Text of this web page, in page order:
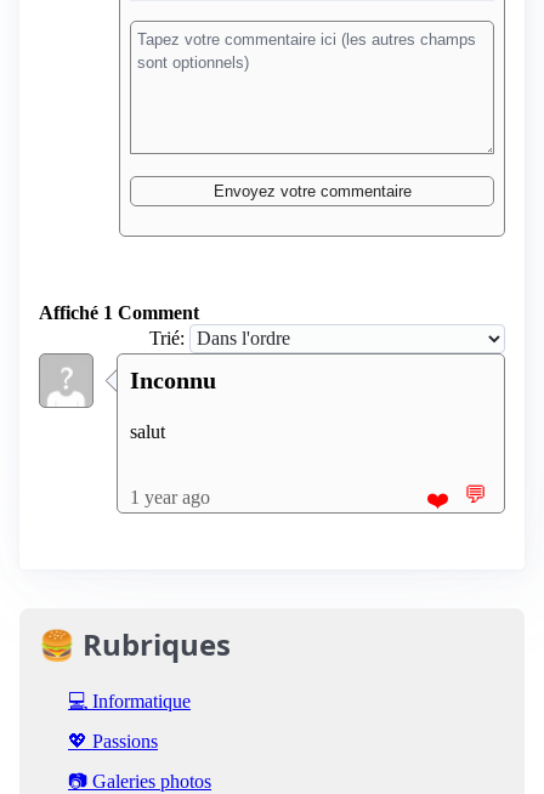
Affiché 1 Comment
Trié:
Inconnu
salut
1 year ago ❤️ 💬
🍔 Rubriques
💻 Informatique
💖 Passions
📷 Galeries photos